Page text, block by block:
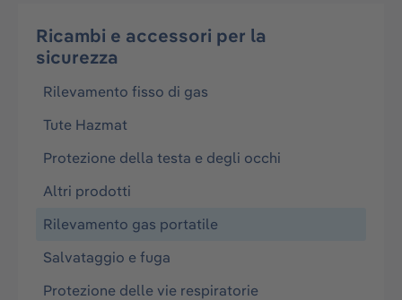
Ricambi e accessori per la
sicurezza
Rilevamento fisso di gas
Tute Hazmat
Protezione della testa e degli occhi
Altri prodotti
Rilevamento gas portatile
Salvataggio e fuga
Protezione delle vie respiratorie